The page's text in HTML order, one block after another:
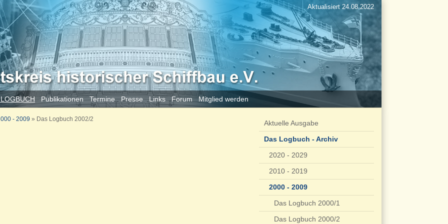
Publikationen Termine Presse Links Forum Mitglied werden
Aktualisiert 24.08.2022
- 2009 » Das Logbuch 2002/2
Aktuelle Ausgabe
Das Logbuch - Archiv
2020 - 2029
2010 - 2019
2000 - 2009
Das Logbuch 2000/1
Das Logbuch 2000/2